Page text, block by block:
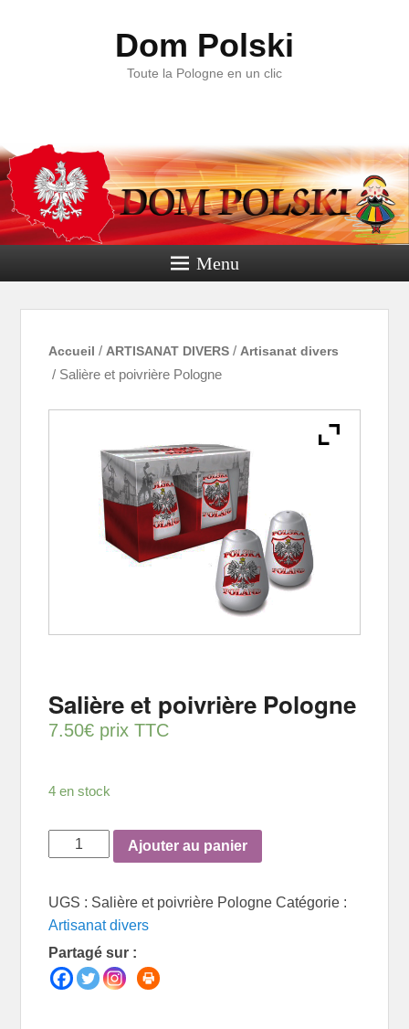
Dom Polski
Toute la Pologne en un clic
Menu
Accueil / ARTISANAT DIVERS / Artisanat divers
/ Salière et poivrière Pologne
Salière et poivrière Pologne
7.50€ prix TTC
4 en stock
quantité
de
et
poivrière
Pologne
Ajouter au panier
UGS : Salière et poivrière Pologne Catégorie :
Artisanat divers
Partagé sur :